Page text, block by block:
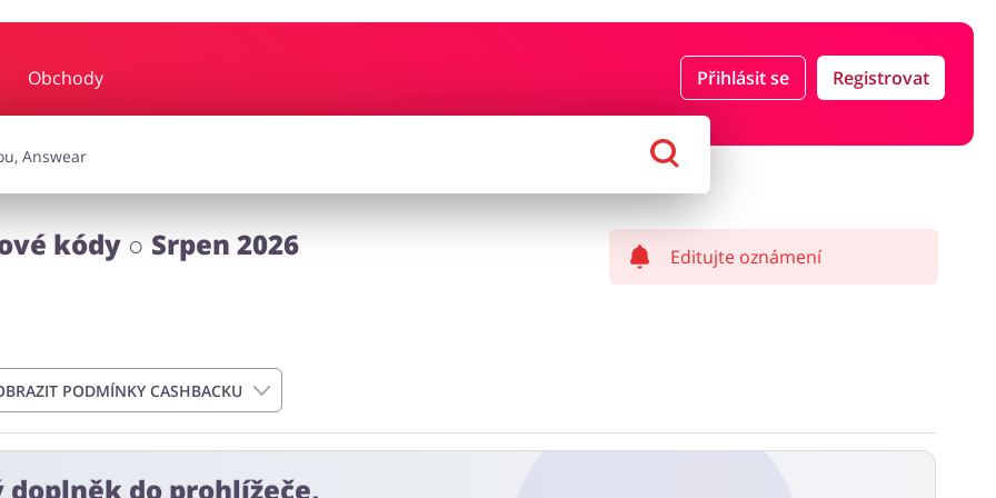
Obchody Přihlásit se Registrovat
hudba Počítače foto a elektronika
kódy ○ Srpen 2026 Editujte oznámení
PODMÍNKY CASHBACKU
od data podání objednávky. Nevztahuje se na náklady na doručení a může být započítán z čisté částky zakázky.
do prohlížeče,